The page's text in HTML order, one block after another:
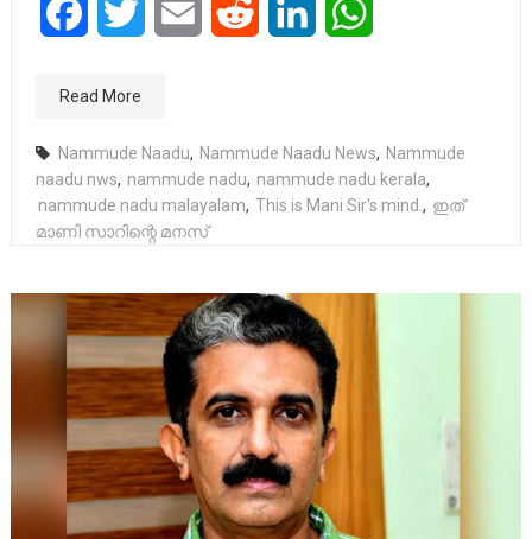
FacebookTwitter Email Reddit LinkedIn
Read More
Nammude Naadu, Nammude Naadu News, Nammude
naadu nws, nammude nadu, nammude nadu kerala,
nammude nadu malayalam, This is Mani Sir's mind., ഇത്
മാണി സാറിന്റെ മനസ്